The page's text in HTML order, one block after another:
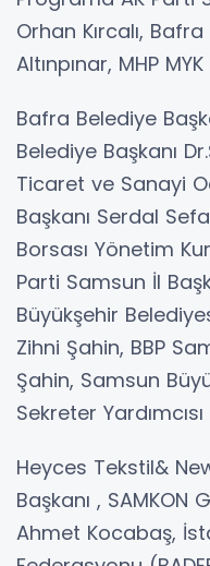
Orhan Kırcalı,
Altınpınar, MHP
Bafra Belediye
Belediye Başkanı
Ticaret ve Sanayi
Başkanı Serdal
Borsası Yönetim
Parti Samsun İl
Büyükşehir
Zihni Şahin, BBP
Şahin, Samsun
Sekreter
Heyces Tekstil&
Başkanı , SAMKON
Ahmet Kocabaş,